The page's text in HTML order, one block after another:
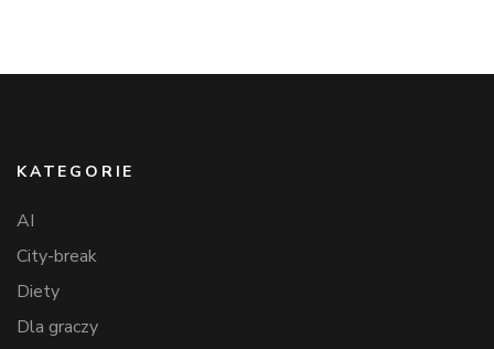
KATEGORIE
AI
City-break
Diety
Dla graczy